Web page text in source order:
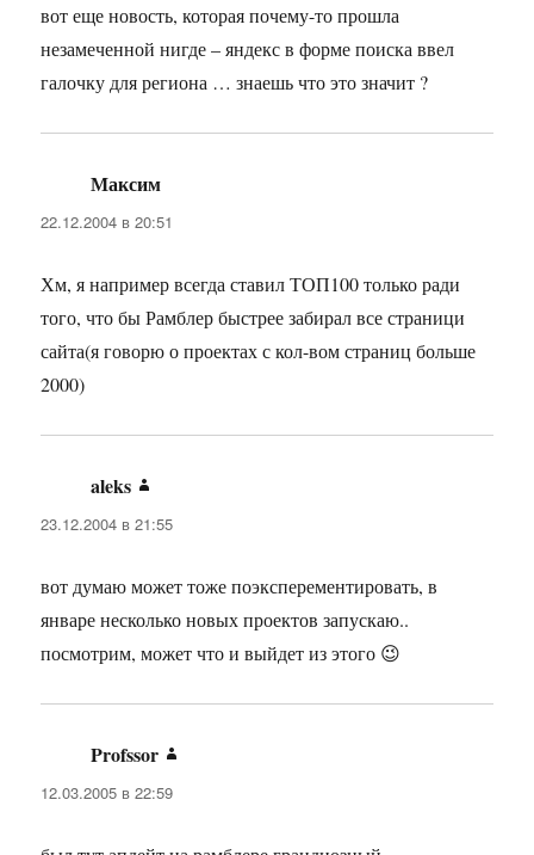
вот еще новость, которая почему-то прошла
незамеченной нигде – яндекс в форме поиска ввел
галочку для региона … знаешь что это значит ?
Максим
22.12.2004 в 20:51
Хм, я например всегда ставил ТОП100 только ради
того, что бы Рамблер быстрее забирал все страници
сайта(я говорю о проектах с кол-вом страниц больше
2000)
aleks
23.12.2004 в 21:55
вот думаю может тоже поэксперементировать, в
январе несколько новых проектов запускаю..
посмотрим, может что и выйдет из этого 😉
Profssor
12.03.2005 в 22:59